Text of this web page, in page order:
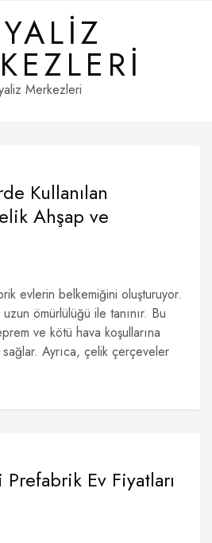
Merkezleri
Kullanılan
Ahşap ve
evlerin belkemiğini oluşturuyor.
uzun ömürlülüğü ile tanınır. Bu
ve kötü hava koşullarına
sağlar. Ayrıca, çelik çerçeveler
Ev Fiyatları